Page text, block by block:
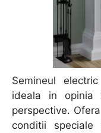
Semineul
ideala in opinia
perspective.
conditii